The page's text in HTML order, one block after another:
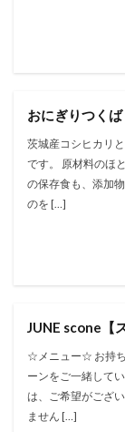
おにぎりつく
茨城産コシヒカリ
です。 原材料のほ
の保存⾷も、添加
のを […]
JUNE scone【
☆メニュー☆ お持ち
ーンをご一緒して
は、ご希望がござ
ません […]